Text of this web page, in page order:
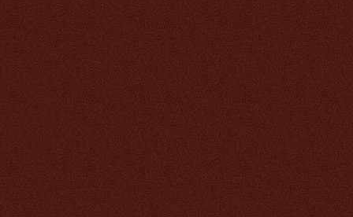
649 руб.
Цинк Тяньши